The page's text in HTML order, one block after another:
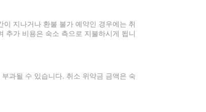
지나거나 환불 불가 예약인 경우에는 취
추가 비용은 숙소 측으로 지불하시게 됩니
과될 수 있습니다. 취소 위약금 금액은 숙